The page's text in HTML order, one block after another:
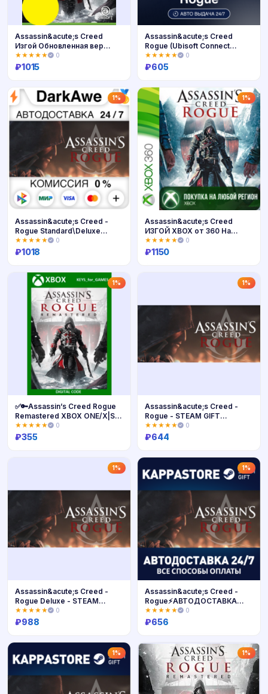
Купить
Assassin&acute;s Creed
Изгой Обновленная вер
XBOX Турция Ключ
★★★★★ 0
₽1015
Купить
Assassin&acute;s Creed
Rogue (Ubisoft Connect
Ключ) РФ-СНГ-МИР +
ПОДАРОК
★★★★★ 0
₽605
1%
Купить
Assassin&acute;s Creed -
Rogue Standard\Deluxe
STEAM•RU ⚡️
★★★★★ 0
₽1018
1%
Assassin&acute;s Creed
ИЗГОЙ XBOX от 360 На
Любой Регион
★★★★★ 0
₽1150
1%
✅🔑Assassin’s Creed Rogue
Remastered XBOX ONE/X|S🔑
КЛЮЧ
★★★★★ 0
₽355
1%
Assassin&acute;s Creed -
Rogue - STEAM GIFT
RU/KZ/UA/BY
★★★★★ 0
₽644
1%
Assassin&acute;s Creed -
Rogue Deluxe - STEAM
RU/KZ/UA/BY
★★★★★ 0
₽988
1%
Купить
Assassin&acute;s Creed -
Rogue⚡АВТОДОСТАВКА
Steam Россия
★★★★★ 0
₽656
1% 1%